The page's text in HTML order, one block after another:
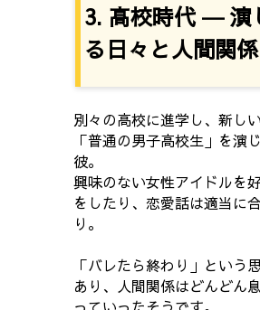
3. 高校時代 ― 演
る日々と人間関
別々の高校に進学し、新し
「普通の男子高校生」を演
彼。
興味のない女性アイドルを
をしたり、恋愛話は適当に
り。
「バレたら終わり」という
あり、人間関係はどんどん